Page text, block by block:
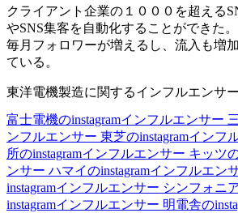
クライアント企業の１０００を超える
やSNS集客を自動化することができた
毎月フォロワーが増えるし、流入も増
ている。
東洋電機製造に関するインフルエンサー
富士電機のinstagramインフルエンサー
ンフルエンサー 東芝のinstagramインフ
所のinstagramインフルエンサー キッツ
ンサー ハマイのinstagramインフルエン
instagramインフルエンサー シンフォニ
instagramインフルエンサー 明電舎の